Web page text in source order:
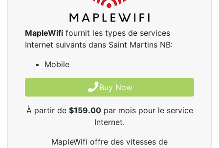
MapleWifi fournit les types de services
Internet suivants dans Saint Martins NB:
Mobile
Buy Now
À partir de $159.00par mois pour le service
Internet.
MapleWifi offre des vitesses de